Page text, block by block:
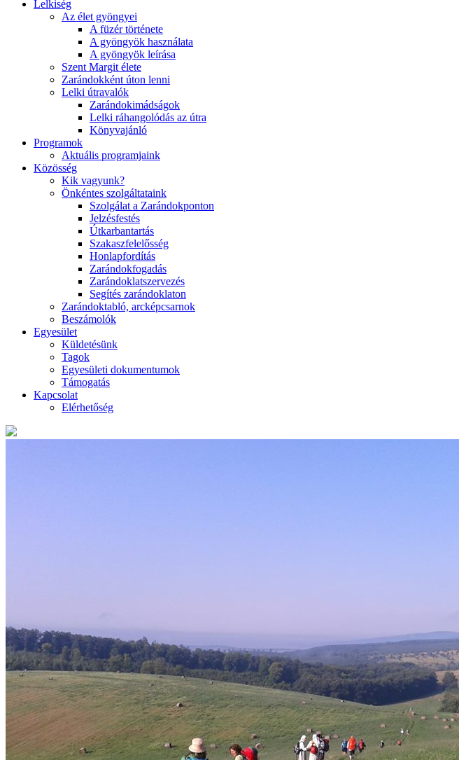
Lelkiség
Az élet gyöngyei
A füzér története
A gyöngyök használata
A gyöngyök leírása
Szent Margit élete
Zarándokként úton lenni
Lelki útravalók
Zarándokimádságok
Lelki ráhangolódás az útra
Könyvajánló
Programok
Aktuális programjaink
Közösség
Kik vagyunk?
Önkéntes szolgáltataink
Szolgálat a Zarándokponton
Jelzésfestés
Útkarbantartás
Szakaszfelelősség
Honlapfordítás
Zarándokfogadás
Zarándoklatszervezés
Segítés zarándoklaton
Zarándoktabló, arcképcsarnok
Beszámolók
Egyesület
Küldetésünk
Tagok
Egyesületi dokumentumok
Támogatás
Kapcsolat
Elérhetőség